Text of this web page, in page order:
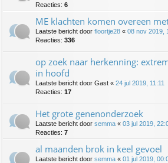
Reacties: 6
ME klachten komen overeen
Laatste bericht door floortje28 « 08 nov 2019,
Reacties: 336
op zoek naar herkenning:
in hoofd
Laatste bericht door Gast « 24 jul 2019, 11:11
Reacties: 17
Het grote genenonderzoek
Laatste bericht door semma « 03 jul 2019,
Reacties: 7
al maanden brok in keel gevoel
Laatste bericht door semma « 01 jul 2019,